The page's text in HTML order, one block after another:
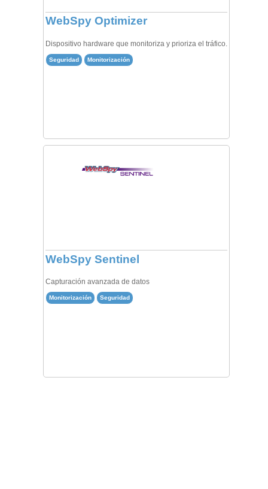
WebSpy Optimizer
Dispositivo hardware que monitoriza y prioriza el tráfico.
Seguridad Monitorización
WebSpy Sentinel
Capturación avanzada de datos
Monitorización Seguridad